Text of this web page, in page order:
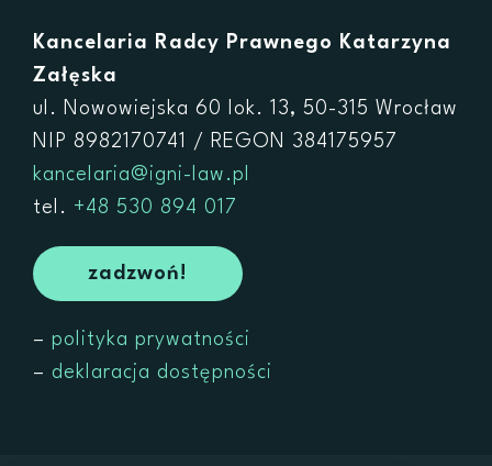
Kontakt
Kancelaria Radcy Prawnego Katarzyna
Załęska
ul. Nowowiejska 60 lok. 13, 50-315 Wrocław
NIP 8982170741 / REGON 384175957
kancelaria@igni-law.pl
tel. +48 530 894 017
zadzwoń!
– polityka prywatności
– deklaracja dostępności